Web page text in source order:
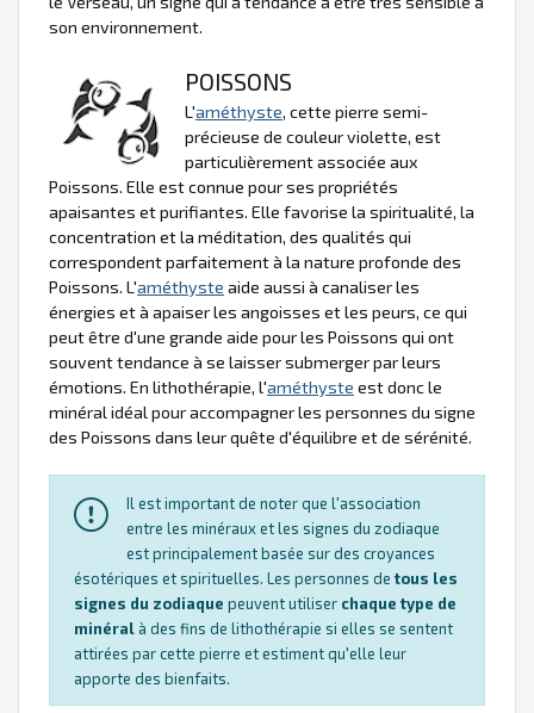
son environnement.
POISSONS
L'améthyste, cette pierre semi-
précieuse de couleur violette, est
particulièrement associée aux
Poissons. Elle est connue pour ses propriétés
apaisantes et purifiantes. Elle favorise la spiritualité, la
concentration et la méditation, des qualités qui
correspondent parfaitement à la nature profonde des
Poissons. L'améthyste aide aussi à canaliser les
énergies et à apaiser les angoisses et les peurs, ce qui
peut être d'une grande aide pour les Poissons qui ont
souvent tendance à se laisser submerger par leurs
émotions. En lithothérapie, l'améthyste est donc le
minéral idéal pour accompagner les personnes du signe
des Poissons dans leur quête d'équilibre et de sérénité.
Il est important de noter que l'association
entre les minéraux et les signes du zodiaque
est principalement basée sur des croyances
ésotériques et spirituelles. Les personnes de tous les
signes du zodiaque peuvent utiliser chaque type de
minéralà des fins de lithothérapie si elles se sentent
attirées par cette pierre et estiment qu'elle leur
apporte des bienfaits.